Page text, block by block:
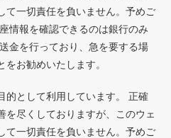
て一切責任を負いません。予めご
情報を確認できるのは銀行のみ
金を行っており、急を要する場
お勧めいたします。
的として利用しています。 正確
を尽くしておりますが、このウェ
て一切責任を負いません。予めご